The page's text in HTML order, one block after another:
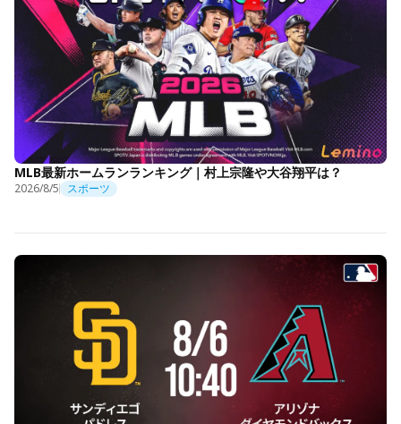
MLB最新ホームランランキング｜村上宗隆や大谷翔平は？
2026/8/5 スポーツ